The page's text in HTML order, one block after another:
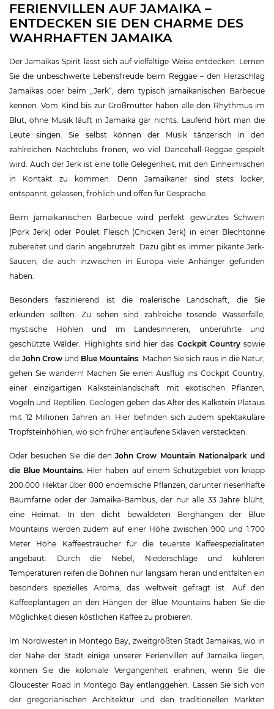
FERIENVILLEN AUF JAMAIKA –
ENTDECKEN SIE DEN CHARME DES
WAHRHAFTEN JAMAIKA
Der Jamaikas Spirit lässt sich auf vielfältige Weise entdecken. Lernen
Sie die unbeschwerte Lebensfreude beim Reggae – den Herzschlag
Jamaikas oder beim „Jerk“, dem typisch jamaikanischen Barbecue
kennen. Vom Kind bis zur Großmutter haben alle den Rhythmus im
Blut, ohne Musik läuft in Jamaika gar nichts. Laufend hört man die
Leute singen. Sie selbst können der Musik tänzerisch in den
zahlreichen Nachtclubs frönen, wo viel Dancehall-Reggae gespielt
wird. Auch der Jerk ist eine tolle Gelegenheit, mit den Einheimischen
in Kontakt zu kommen. Denn Jamaikaner sind stets locker,
entspannt, gelassen, fröhlich und offen für Gespräche.
Beim jamaikanischen Barbecue wird perfekt gewürztes Schwein
(Pork Jerk) oder Poulet Fleisch (Chicken Jerk) in einer Blechtonne
zubereitet und darin angebrutzelt. Dazu gibt es immer pikante Jerk-
Saucen, die auch inzwischen in Europa viele Anhänger gefunden
haben.
Besonders faszinierend ist die malerische Landschaft, die Sie
erkunden sollten. Zu sehen sind zahlreiche tosende Wasserfälle,
mystische Höhlen und im Landesinneren, unberührte und
geschützte Wälder. Highlights sind hier das Cockpit Country sowie
dieJohn Crow und Blue Mountains. Machen Sie sich raus in die Natur,
gehen Sie wandern! Machen Sie einen Ausflug ins Cockpit Country,
einer einzigartigen Kalksteinlandschaft mit exotischen Pflanzen,
Vögeln und Reptilien. Geologen geben das Alter des Kalkstein Plataus
mit 12 Millionen Jahren an. Hier befinden sich zudem spektakuläre
Tropfsteinhöhlen, wo sich früher entlaufene Sklaven versteckten.
Oder besuchen Sie die denJohn Crow Mountain Nationalparkund
die Blue Mountains. Hier haben auf einem Schutzgebiet von knapp
200.000 Hektar über 800 endemische Pflanzen, darunter riesenhafte
Baumfarne oder der Jamaika-Bambus, der nur alle 33 Jahre blüht,
eine Heimat. In den dicht bewaldeten Berghängen der Blue
Mountains werden zudem auf einer Höhe zwischen 900 und 1.700
Meter Höhe Kaffeesträucher für die teuerste Kaffeespezialitäten
angebaut. Durch die Nebel, Niederschläge und kühleren
Temperaturen reifen die Bohnen nur langsam heran und entfalten ein
besonders spezielles Aroma, das weltweit gefragt ist. Auf den
Kaffeeplantagen an den Hängen der Blue Mountains haben Sie die
Möglichkeit diesen köstlichen Kaffee zu probieren.
Im Nordwesten in Montego Bay, zweitgrößten Stadt Jamaikas, wo in
der Nähe der Stadt einige unserer Ferienvillen auf Jamaika liegen,
können Sie die koloniale Vergangenheit erahnen, wenn Sie die
Gloucester Road in Montego Bay entlanggehen. Lassen Sie sich von
der gregorianischen Architektur und den traditionellen Märkten